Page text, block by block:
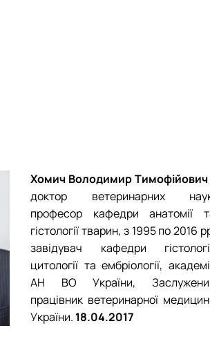
Хомич Володимир Тимофійович
доктор ветеринарних
професор кафедри анатомії
гістології тварин, з 1995 по 2016
завідувач кафедри
цитології та ембріології,
АН ВО України,
працівник ветеринарної
України. 18.04.2017